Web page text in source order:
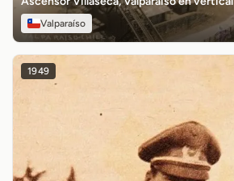
Valparaíso
1949